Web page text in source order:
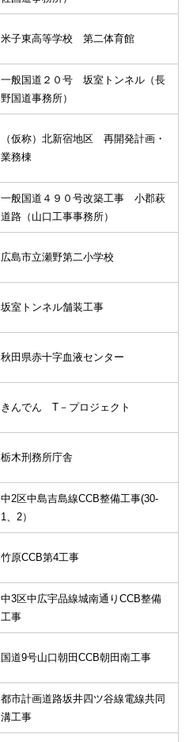
米子東高等学校 第二体育館
一般国道２０号 坂室トンネル（長
野国道事務所）
（仮称）北新宿地区 再開発計画・
業務棟
一般国道４９０号改築工事 小郡萩
道路（山口工事事務所）
広島市立瀬野第二小学校
坂室トンネル舗装工事
秋田県赤十字血液センター
きんでん T－プロジェクト
栃木刑務所庁舎
中2区中島吉島線CCB整備工事(30-
1、2）
竹原CCB第4工事
中3区中広宇品線城南通りCCB整備
工事
国道9号山口朝田CCB朝田南工事
都市計画道路坂井四ツ谷線電線共同
溝工事